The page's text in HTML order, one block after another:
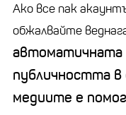
Ако все пак
обжалвайте
автоматичната
публичността
медиите е